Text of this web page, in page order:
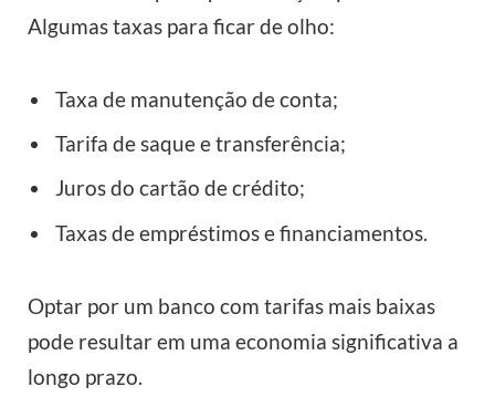
Algumas taxas para ficar de olho:
Taxa de manutenção de conta;
Tarifa de saque e transferência;
Juros do cartão de crédito;
Taxas de empréstimos e financiamentos.
Optar por um banco com tarifas mais baixas
pode resultar em uma economia significativa a
longo prazo.